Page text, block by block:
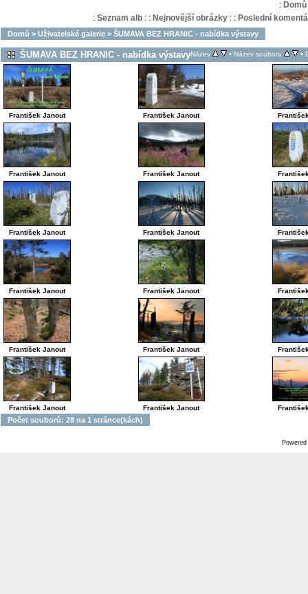
: Domů
: Seznam alb: : Nejnovější obrázky: : Poslední
Domů > Uživatelské galerie > ŠUMAVA BEZ HRANIC - nabídka výstavy
ŠUMAVA BEZ HRANIC - nabídka výstavyNázev • Název souboru •
František Janout František Janout
František Janout František Janout
František Janout František Janout
František Janout František Janout
František Janout František Janout
František Janout František Janout
Počet souborů: 28 na 1 stránce(kách)